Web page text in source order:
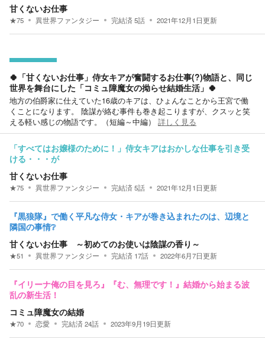
甘くないお仕事
★75 異世界ファンタジー 完結済5話 2021年12月1日更新
🍀「甘くないお仕事」侍女キアが奮闘するお仕事(?)物語と、同じ
世界を舞台にした「コミュ障魔女の拗らせ結婚生活」🍀
地方の伯爵家に仕えていた16歳のキアは、ひょんなことから王宮で働
くことになります。 陰謀が絡む事件も巻き起こりますが、クスッと笑
える軽い感じの物語です。（短編～中編）
詳しく見る
「すべてはお嬢様のために！」侍女キアはおかしな仕事を引き受
ける・・・が
甘くないお仕事
★75 異世界ファンタジー 完結済5話 2021年12月1日更新
『黒狼隊』で働く平凡な侍女・キアが巻き込まれたのは、辺境と
隣国の事情❔
甘くないお仕事 ～初めてのお使いは陰謀の香り～
★51 異世界ファンタジー 完結済 17話 2022年6月7日更新
『イリーナ俺の目を見ろ』『む、無理です！』結婚から始まる波
乱の新生活！
コミュ障魔女の結婚
★70 恋愛 完結済24話 2023年9月19日更新